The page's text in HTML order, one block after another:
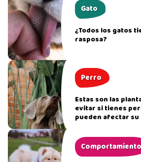
Gato
¿Todos los gatos
rasposa?
Perro
Estas son las
evitar si tienes
pueden afectar su
Comportamiento